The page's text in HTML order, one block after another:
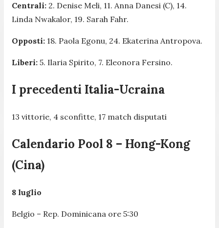
Centrali: 2. Denise Meli, 11. Anna Danesi (C), 14.
Linda Nwakalor, 19. Sarah Fahr.
Opposti: 18. Paola Egonu, 24. Ekaterina Antropova.
Liberi: 5. Ilaria Spirito, 7. Eleonora Fersino.
I precedenti Italia-Ucraina
13 vittorie, 4 sconfitte, 17 match disputati
Calendario Pool 8 – Hong-Kong
(Cina)
8 luglio
Belgio – Rep. Dominicana ore 5:30